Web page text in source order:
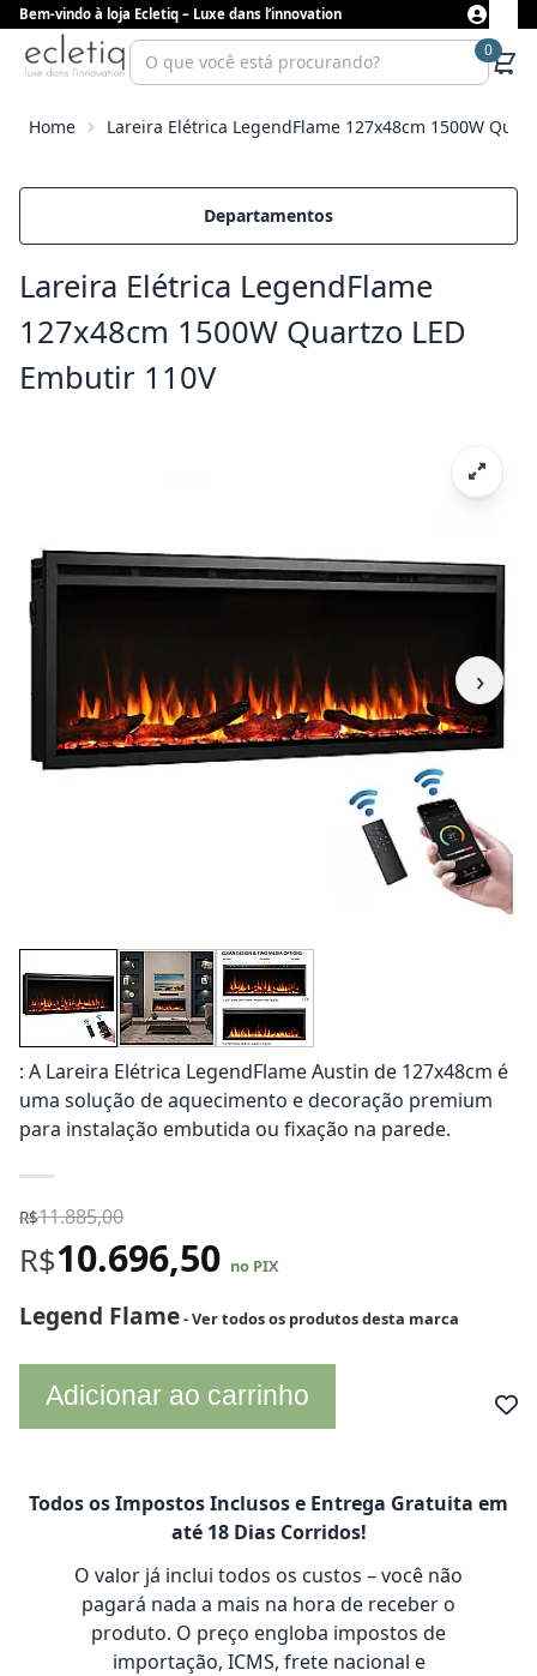
Bem-vindo à loja Ecletiq – Luxe dans l’innovation
0
Home Lareira Elétrica LegendFlame 127x48cm 1500W
Departamentos
Lareira Elétrica LegendFlame
127x48cm 1500W Quartzo LED
Embutir 110V
›
: A Lareira Elétrica LegendFlame Austin de 127x48cm é
uma solução de aquecimento e decoração premium
para instalação embutida ou fixação na parede.
R$11.885,00
R$10.696,50 no PIX
Legend Flame- Ver todos os produtos desta marca
Adicionar ao carrinho
Todos os Impostos Inclusos e Entrega Gratuita em
até 18 Dias Corridos!
O valor já inclui todos os custos – você não
pagará nada a mais na hora de receber o
produto. O preço engloba impostos de
importação, ICMS, frete nacional e